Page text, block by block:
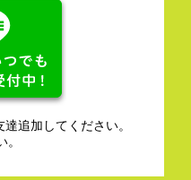
追加してください。